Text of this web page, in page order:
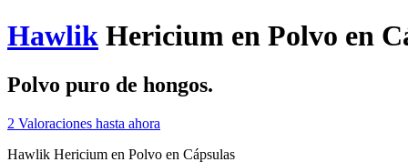
Hawlik Hericium en Polvo en
Polvo puro de hongos.
2 Valoraciones hasta ahora
Hawlik Hericium en Polvo en Cápsulas